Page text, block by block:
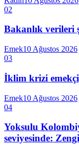
02
Bakanlık verileri
Emek10 Ağustos 2026
03
İklim krizi
Emek10 Ağustos 2026
04
Yoksulu
seviyesinde: